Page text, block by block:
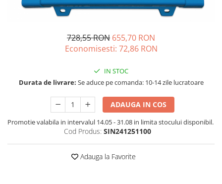
Acumulatori de stocare
728,55 RON 655,70 RON
Economisesti: 72,86 RON
IN STOC
Durata de livrare: Se aduce pe comanda: 10-14 zile lucratoare
ADAUGA IN COS
Promotie valabila in intervalul 14.05 - 31.08 in limita stocului disponibil.
Cod Produs: SIN241251100
Adauga la Favorite